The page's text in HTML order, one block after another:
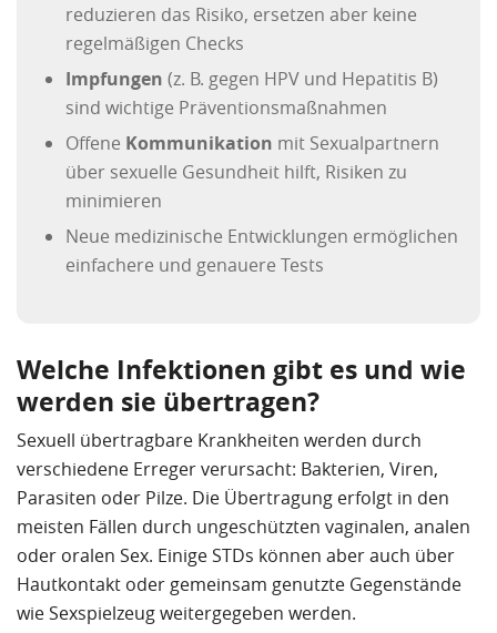
reduzieren das Risiko, ersetzen aber keine
regelmäßigen Checks
Impfungen (z. B. gegen HPV und Hepatitis B)
sind wichtige Präventionsmaßnahmen
Offene Kommunikation mit Sexualpartnern
über sexuelle Gesundheit hilft, Risiken zu
minimieren
Neue medizinische Entwicklungen ermöglichen
einfachere und genauere Tests
Welche Infektionen gibt es und wie
werden sie übertragen?
Sexuell übertragbare Krankheiten werden durch
verschiedene Erreger verursacht: Bakterien, Viren,
Parasiten oder Pilze. Die Übertragung erfolgt in den
meisten Fällen durch ungeschützten vaginalen, analen
oder oralen Sex. Einige STDs können aber auch über
Hautkontakt oder gemeinsam genutzte Gegenstände
wie Sexspielzeug weitergegeben werden.